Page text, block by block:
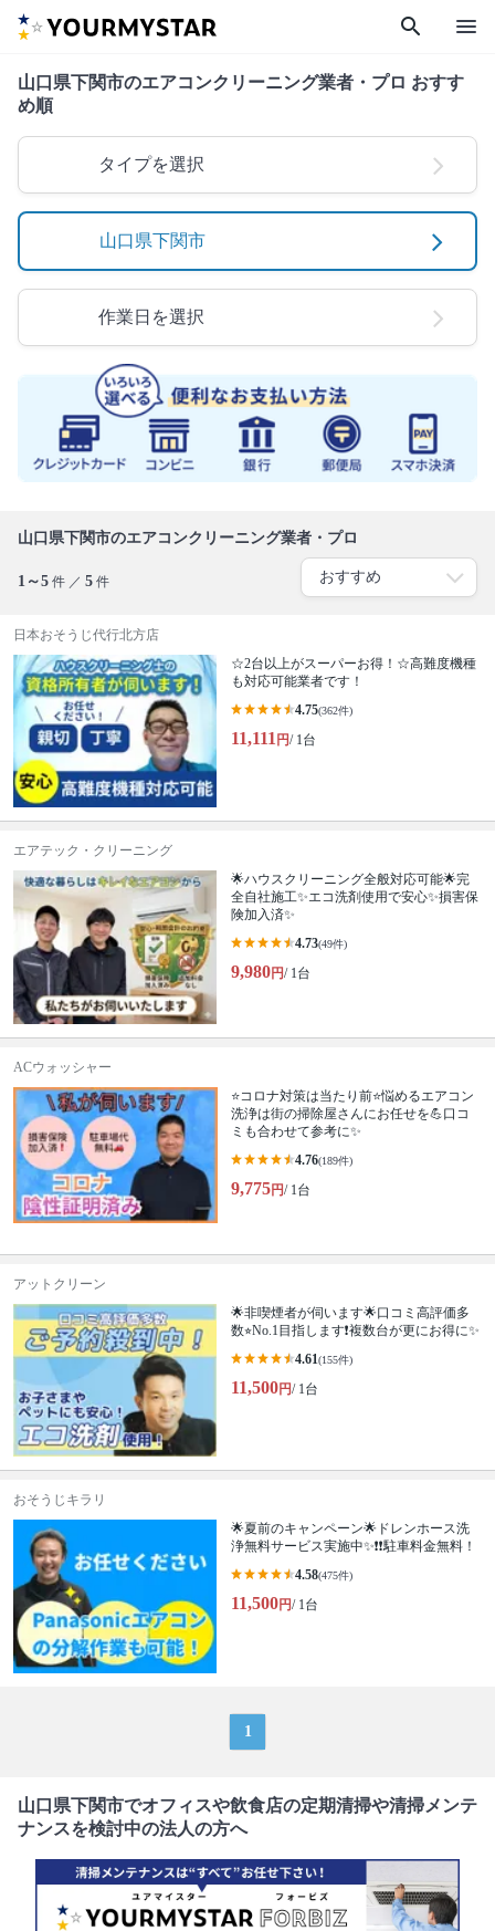
search menu
山口県下関市のエアコンクリーニング業者・プロ おすす
め順
タイプを選択
山口県下関市
作業日を選択
山口県下関市のエアコンクリーニング業者・プロ
1～5 件 ／ 5 件
日本おそうじ代行北方店
☆2台以上がスーパーお得！☆高難度機種
も対応可能業者です！
4.75(362件)
11,111 円/ 1台
エアテック・クリーニング
🌟ハウスクリーニング全般対応可能🌟完
全自社施工✨エコ洗剤使用で安心✨損害保
険加入済✨
4.73(49件)
9,980円/ 1台
ACウォッシャー
⭐コロナ対策は当たり前⭐悩めるエアコン
洗浄は街の掃除屋さんにお任せを💪口コ
ミも合わせて参考に✨
4.76(189件)
9,775円/ 1台
アットクリーン
🌟非喫煙者が伺います🌟口コミ高評価多
数⭐︎No.1目指します❗複数台が更にお得に✨
4.61(155件)
11,500円/ 1台
おそうじキラリ
🌟夏前のキャンペーン🌟ドレンホース洗
浄無料サービス実施中✨❗️❗️駐車料金無料！
4.58(475件)
11,500円/ 1台
1
山口県下関市でオフィスや飲食店の定期清掃や清掃メンテ
ナンスを検討中の法人の方へ